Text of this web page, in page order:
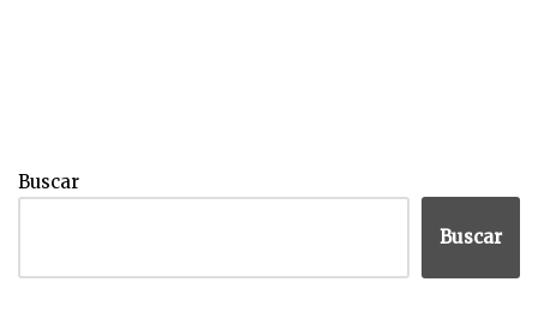
Buscar
Buscar